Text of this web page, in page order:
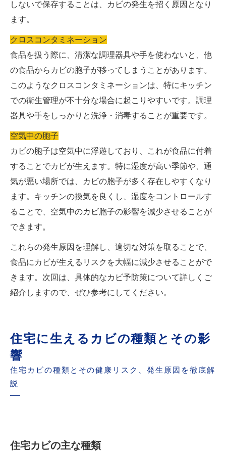
しないで保存することは、カビの発生を招く原因となり
ます。
クロスコンタミネーション
食品を扱う際に、清潔な調理器具や手を使わないと、他
の食品からカビの胞子が移ってしまうことがあります。
このようなクロスコンタミネーションは、特にキッチン
での衛生管理が不十分な場合に起こりやすいです。調理
器具や手をしっかりと洗浄・消毒することが重要です。
空気中の胞子
カビの胞子は空気中に浮遊しており、これが食品に付着
することでカビが生えます。特に湿度が高い季節や、通
気が悪い場所では、カビの胞子が多く存在しやすくなり
ます。キッチンの換気を良くし、湿度をコントロールす
ることで、空気中のカビ胞子の影響を減少させることが
できます。
これらの発生原因を理解し、適切な対策を取ることで、
食品にカビが生えるリスクを大幅に減少させることがで
きます。次回は、具体的なカビ予防策について詳しくご
紹介しますので、ぜひ参考にしてください。
住宅に生えるカビの種類とその影
響
住宅カビの種類とその健康リスク、発生原因を徹底解
説
住宅カビの主な種類